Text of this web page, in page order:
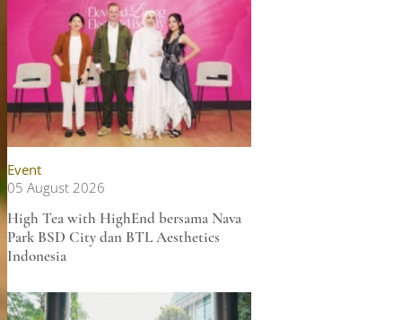
Event
05 August 2026
High Tea with HighEnd bersama Nava
Park BSD City dan BTL Aesthetics
Indonesia